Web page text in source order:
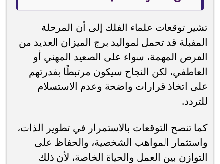
تشير توقعات علماء الفلك إلى أن المرحلة
المقبلة قد تحمل لمواليد برج الميزان العديد من
الفرص المهمة، سواء على الصعيد المهني أو
العاطفي، لكن النجاح سيكون مرتبطًا بقدرتهم
على اتخاذ قرارات واضحة وعدم الاستسلام
للتردد.
كما تنصح التوقعات بالاستمرار في تطوير الذات،
واستثمار المواهب الشخصية، والحفاظ على
التوازن بين العمل والحياة الخاصة، لأن ذلك